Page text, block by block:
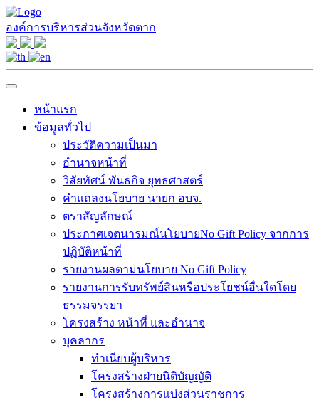
องค์การบริหารส่วนจังหวัดตาก
หน้าแรก
ข้อมูลทั่วไป
ประวัติความเป็นมา
อำนาจหน้าที่
วิสัยทัศน์ พันธกิจ ยุทธศาสตร์
คำแถลงนโยบาย นายก อบจ.
ตราสัญลักษณ์
ประกาศเจตนารมณ์นโยบายNo Gift Policy จากการ
ปฏิบัติหน้าที่
รายงานผลตามนโยบาย No Gift Policy
รายงานการรับทรัพย์สินหรือประโยชน์อื่นใดโดย
ธรรมจรรยา
โครงสร้าง หน้าที่ และอำนาจ
บุคลากร
ทำเนียบผู้บริหาร
โครงสร้างฝ่ายนิติบัญญัติ
โครงสร้างการแบ่งส่วนราชการ